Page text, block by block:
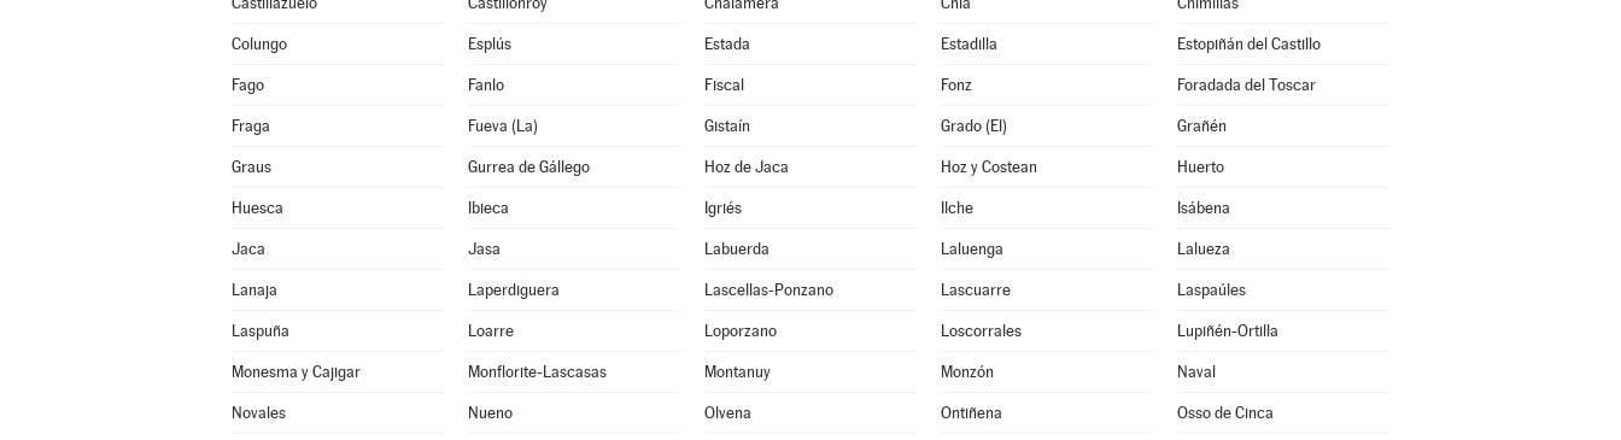
Colungo Esplús Estada Estadilla Estopiñán del Castillo
Fago Fanlo Fiscal Fonz Foradada del Toscar
Fraga Fueva (La) Gistaín Grado (El) Grañén
Graus Gurrea de Gállego Hoz de Jaca Hoz y Costean Huerto
Huesca Ibieca Igriés Ilche Isábena
Jaca Jasa Labuerda Laluenga Lalueza
Lanaja Laperdiguera Lascellas-Ponzano Lascuarre Laspaúles
Laspuña Loarre Loporzano Loscorrales Lupiñén-Ortilla
Monesma y Cajigar Monflorite-Lascasas Montanuy Monzón Naval
Novales Nueno Olvena Ontiñena Osso de Cinca